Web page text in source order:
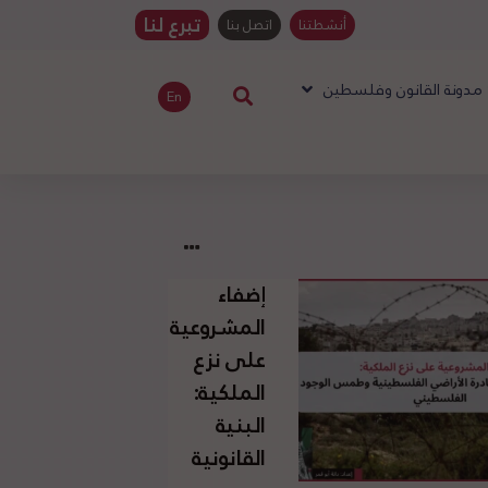
أنشطتنا اتصل بنا تبرع لنا
مدونة القانون وفلسطين En
إضفاء
المشروعية
على نزع
الملكية:
البنية
القانونية